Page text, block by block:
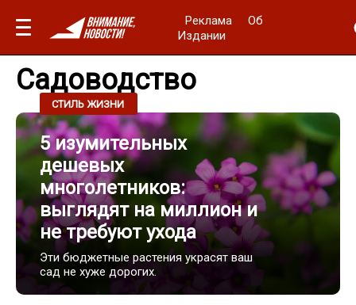
Реклама
Об
Издании
Садоводство
СТИЛЬ ЖИЗНИ
5 изумительных
дешевых
многолетников:
выглядят на миллион и
не требуют ухода
Эти бюджетные растения украсят ваш
сад не хуже дорогих.